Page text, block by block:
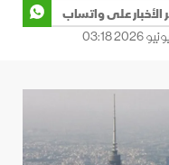
الأخبار على واتساب